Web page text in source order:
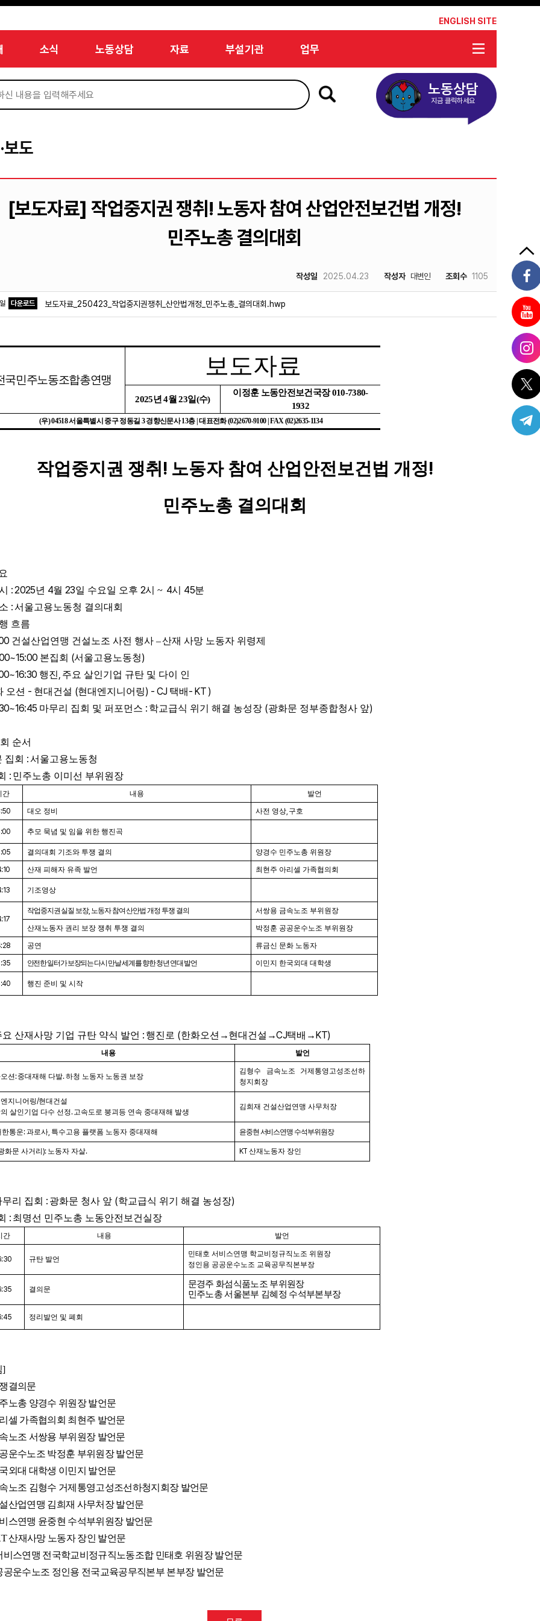
ENGLISH SITE
소식 노동상담 자료 부설기관 업무
노동상담
지금 클릭하세요
보도
[보도자료] 작업중지권 쟁취! 노동자 참여 산업안전보건법 개정!
민주노총 결의대회
작성일 2025.04.23 작성자 대변인 조회수 1105
다운로드 보도자료_250423_작업중지권쟁취_산안법개정_민주노총_결의대회.hwp
국민주노동조합총연맹
보도자료
2025년4월23일(수)
이정훈 노동안전보건국장010-7380-
1932
(우) 04518서울특별시 중구 정동길 3경향신문사13층 |대표전화(02)2670-9100 | FAX (02)2635-1134
작업중지권 쟁취 ! 노동자 참여 산업안전보건법 개정!
민주노총 결의대회
: 2025년 4월23일 수요일 오후 2시~ 4시 45분
:서울고용노동청 결의대회
흐름
건설산업연맹 건설노조 사전 행사 –산재 사망 노동자 위령제
본집회 (서울고용노동청)
행진, 주요 살인기업 규탄 및 다이 인
오션 - 현대건설 (현대엔지니어링) - CJ 택배 - KT )
마무리 집회 및 퍼포먼스 : 학교급식 위기 해결 농성장 (광화문 정부종합청사 앞)
순서
집회 :서울고용노동청
: 민주노총 이미선 부위원장
간 내용 발언
대오 정비 사전 영상, 구호
추모 묵념 및 임을 위한 행진곡
결의대회 기조와 투쟁 결의 양경수 민주노총 위원장
산재 피해자 유족 발언 최현주 아리셀 가족협의회
기조영상
작업중지권 실질 보장, 노동자 참여 산안법 개정 투쟁 결의 서쌍용 금속노조 부위원장
산재노동자 권리 보장 쟁취 투쟁 결의 박정훈 공공운수노조 부위원장
공연 류금신 문화 노동자
안전한 일터가 보장되는 다시 만날 세계를 향한 청년 연대 발언 이민지 한국외대 대학생
행진 준비 및 시작
요 산재사망 기업 규탄 약식 발언 : 행진로 (한화오션 →현대건설 →CJ택배 →KT)
내용 발언
션:중대재해 다발.하청 노동자 노동권 보장
김형수 금속노조 거제통영고성조선하
청지회장
지니어링/현대건설
살인기업 다수 선정.고속도로 붕괴등 연속 중대재해 발생
김희재 건설산업연맹 사무처장
한통운:과로사 특수고용 플랫폼 노동자 중대재해 윤중현 서비스연맹 수석부위원장
화문 사거리): 노동자 자살. KT 산재노동자 장인
무리 집회 : 광화문 청사 앞 (학교급식 위기 해결 농성장)
: 최명선 민주노총 노동안전보건실장
간 내용 발언
규탄 발언
민태호 서비스연맹 학교비정규직노조 위원장
정인용 공공운수노조 교육공무직본부장
결의문
문경주 화섬식품노조 부위원장
민주노총 서울본부 김혜정 수석부본부장
정리발언 및 폐회
]
결의문
노총 양경수 위원장 발언문
셀 가족협의회 최현주 발언문
노조 서쌍용 부위원장 발언문
운수노조 박정훈 부위원장 발언문
외대 대학생 이민지 발언문
노조 김형수 거제통영고성조선하청지회장 발언문
산업연맹 김희재 사무처장 발언문
스연맹 윤중현 수석부위원장 발언문
산재사망 노동자 장인 발언문
비스연맹 전국학교비정규직노동조합 민태호 위원장 발언문
공운수노조 정인용 전국교육공무직본부 본부장 발언문